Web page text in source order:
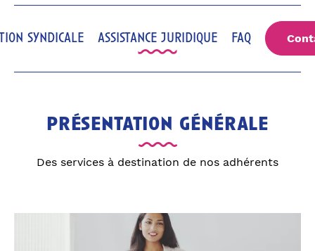
syndicale assistance juridique faq
présentation générale
Des services à destination de nos adhérents